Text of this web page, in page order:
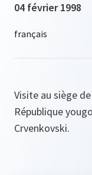
04 février 1998
Visite au siège
République
Crvenkovski.